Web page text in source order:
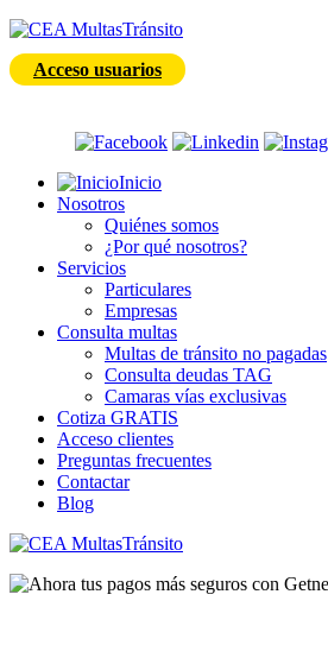
Acceso usuarios
Inicio
Nosotros
Quiénes somos
¿Por qué nosotros?
Servicios
Particulares
Empresas
Consulta multas
Multas de tránsito no pagadas
Consulta deudas TAG
Camaras vías exclusivas
Cotiza GRATIS
Acceso clientes
Preguntas frecuentes
Contactar
Blog